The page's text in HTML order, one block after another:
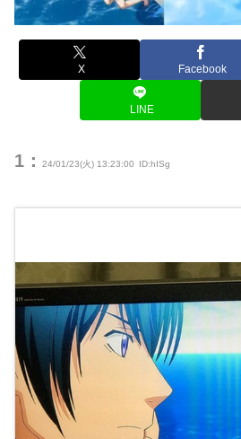
X Facebook
LINE
1： 24/01/23(火) 13:23:00 ID:hISg